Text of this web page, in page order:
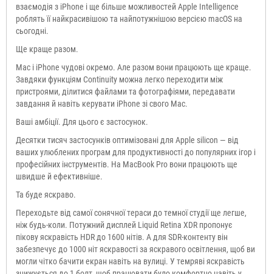
взаємодія з iPhone і ще більше можливостей Apple Intelligence
роблять її найкрасивішою та найпотужнішою версією macOS на
сьогодні.
Ще краще разом.
Mac і iPhone чудові окремо. Але разом вони працюють ще краще.
Завдяки функціям Continuity можна легко переходити між
пристроями, ділитися файлами та фотографіями, передавати
завдання й навіть керувати iPhone зі свого Mac.
Ваші амбіції. Для цього є застосунок.
Десятки тисяч застосунків оптимізовані для Apple silicon — від
ваших улюблених програм для продуктивності до популярних ігор і
професійних інструментів. На MacBook Pro вони працюють ще
швидше й ефективніше.
Та буде яскраво.
Переходьте від самої сонячної тераси до темної студії ще легше,
ніж будь-коли. Потужний дисплей Liquid Retina XDR пропонує
пікову яскравість HDR до 1600 нітів. А для SDR-контенту він
забезпечує до 1000 ніт яскравості за яскравого освітлення, щоб ви
могли чітко бачити екран навіть на вулиці. У темряві яскравість